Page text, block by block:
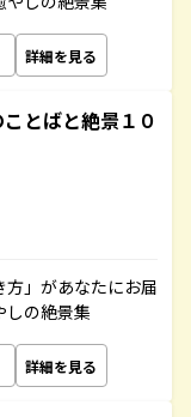
詳細を見る
とばと絶景１０
」があなたにお届
しの絶景集
詳細を見る